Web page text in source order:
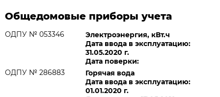
Общедомовые приборы учета
ОДПУ № 053346
Электроэнергия, кВт.ч
Дата ввода в эксплуатацию:
31.05.2020 г.
Дата поверки:
ОДПУ № 286883
Горячая вода
Дата ввода в эксплуатацию:
01.01.2020 г.